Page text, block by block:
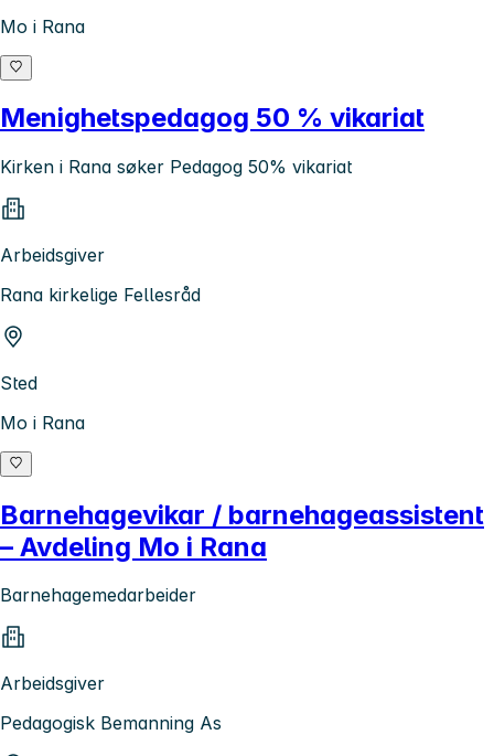
Mo i Rana
Menighetspedagog 50 % vikariat
Kirken i Rana søker Pedagog 50% vikariat
Arbeidsgiver
Rana kirkelige Fellesråd
Sted
Mo i Rana
Barnehagevikar / barnehageassistent
– Avdeling Mo i Rana
Barnehagemedarbeider
Arbeidsgiver
Pedagogisk Bemanning As